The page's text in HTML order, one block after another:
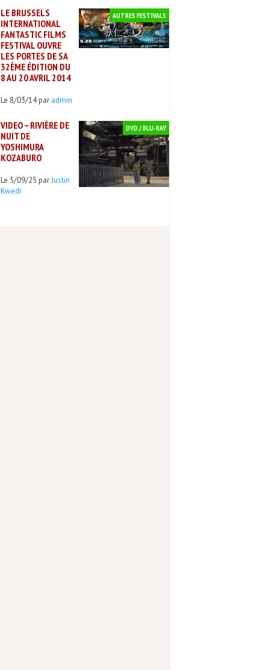
LE BRUSSELS
INTERNATIONAL
FANTASTIC FILMS
FESTIVAL OUVRE
LES PORTES DE SA
32ÈME ÉDITION DU
8 AU 20 AVRIL 2014
Le 8/03/14 par admin
AUTRES FESTIVALS
VIDEO – RIVIÈRE DE
NUIT DE
YOSHIMURA
KOZABURO
Le 5/09/25 parJustin
Kwedi
DVD / BLU-RAY